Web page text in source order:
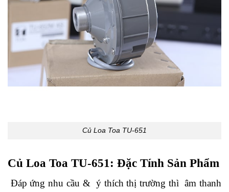
Củ Loa Toa TU-651
Củ Loa Toa TU-651: Đặc Tính Sản Phẩm
Đáp ứng nhu cầu & ý thích thị trường thì âm thanh